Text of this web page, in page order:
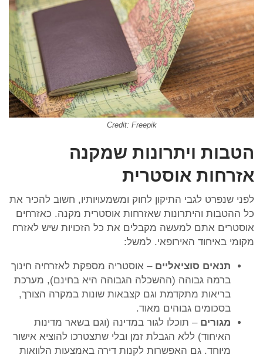
Credit: Freepik
הטבות ויתרונות שמקנה
אזרחות אוסטרית
לפני שנפרט לגבי התיקון לחוק ומשמעויותיו, חשוב להכיר את
כל ההטבות והיתרונות שאזרחות אוסטרית מקנה. כאזרחים
אוסטרים אתם למעשה מקבלים את כל הזכויות שיש לאזרח
מקומי באיחוד האירופאי. למשל:
תנאים סוציאליים – אוסטריה מספקת לאזרחיה חינוך
ברמה גבוהה (ההשכלה הגבוהה היא בחינם), מערכת
בריאות מתקדמת וגם קצבאות שונות במקרה הצורך,
בסכומים גבוהים מאוד.
מגורים– תוכלו לגור במדינה (וגם בשאר מדינות
האיחוד) ללא הגבלת זמן ובלי שתצטרכו להוציא אישור
מיוחד. גם האפשרות לקנות דירה באמצעות הלוואות